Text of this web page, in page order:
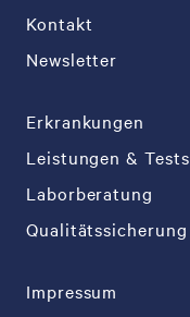
Kontakt
Newsletter
Erkrankungen
Leistungen & Tests
Laborberatung
Qualitätssicherung
Impressum